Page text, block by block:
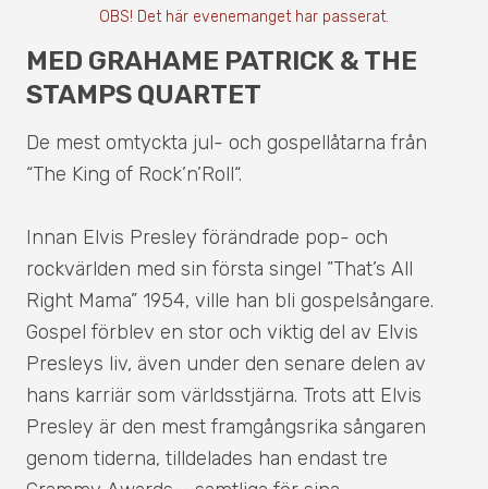
OBS! Det här evenemanget har passerat.
MED GRAHAME PATRICK & THE
STAMPS QUARTET
De mest omtyckta jul- och gospellåtarna från
“The King of Rock’n’Roll“.
Innan Elvis Presley förändrade pop- och
rockvärlden med sin första singel ”That’s All
Right Mama” 1954, ville han bli gospelsångare.
Gospel förblev en stor och viktig del av Elvis
Presleys liv, även under den senare delen av
hans karriär som världsstjärna. Trots att Elvis
Presley är den mest framgångsrika sångaren
genom tiderna, tilldelades han endast tre